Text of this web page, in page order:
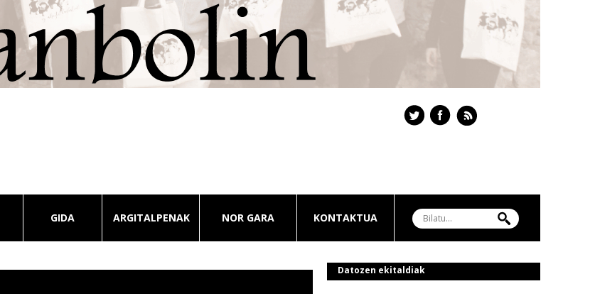
GIDA ARGITALPENAK NOR GARA KONTAKTUA
Datozen ekitaldiak